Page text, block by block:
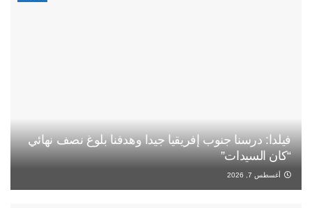
فيلدا: درسنا جنوب إفريقيا جيدا وهدفنا بلوغ نصف نهائي
“كان السيدات”
أغسطس 7, 2026